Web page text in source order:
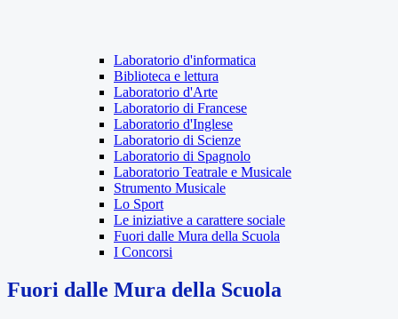
Laboratorio d'informatica
Biblioteca e lettura
Laboratorio d'Arte
Laboratorio di Francese
Laboratorio d'Inglese
Laboratorio di Scienze
Laboratorio di Spagnolo
Laboratorio Teatrale e Musicale
Strumento Musicale
Lo Sport
Le iniziative a carattere sociale
Fuori dalle Mura della Scuola
I Concorsi
Fuori dalle Mura della Scuola